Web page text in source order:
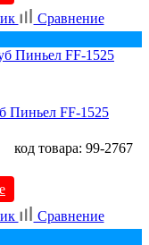
Сравнение
Пиньел FF-1525
код товара: 99-2767
Сравнение